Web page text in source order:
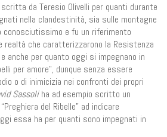
scritta da Teresio Olivelli per quanti durante
nella clandestinità, sia sulle montagne
e fu un riferimento
realtà che caratterizzarono la Resistenza
anche per quanto oggi si impegnano in
per amore”, dunque senza essere
o di inimicizia nei confronti dei propri
Sassoliha ad esempio scritto un
del Ribelle” ad indicare
essa ha per quanti sono impegnati in